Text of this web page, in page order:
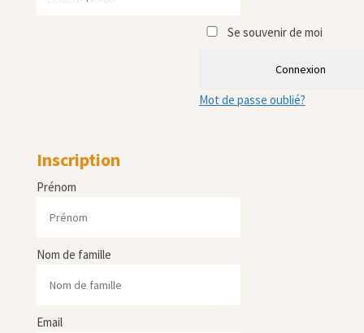
Se souvenir de moi
Connexion
Mot de passe oublié?
Inscription
Prénom
Nom de famille
Email